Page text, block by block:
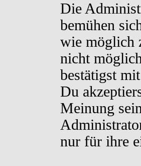
Die
bemühen
wie möglich
nicht
bestätigst
Du
Meinung
nur für ihre